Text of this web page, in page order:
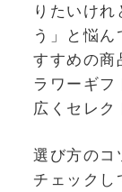
りたいけ
う」と悩
すすめの商
ラワーギフ
広くセレク
選び方のコ
チェックし